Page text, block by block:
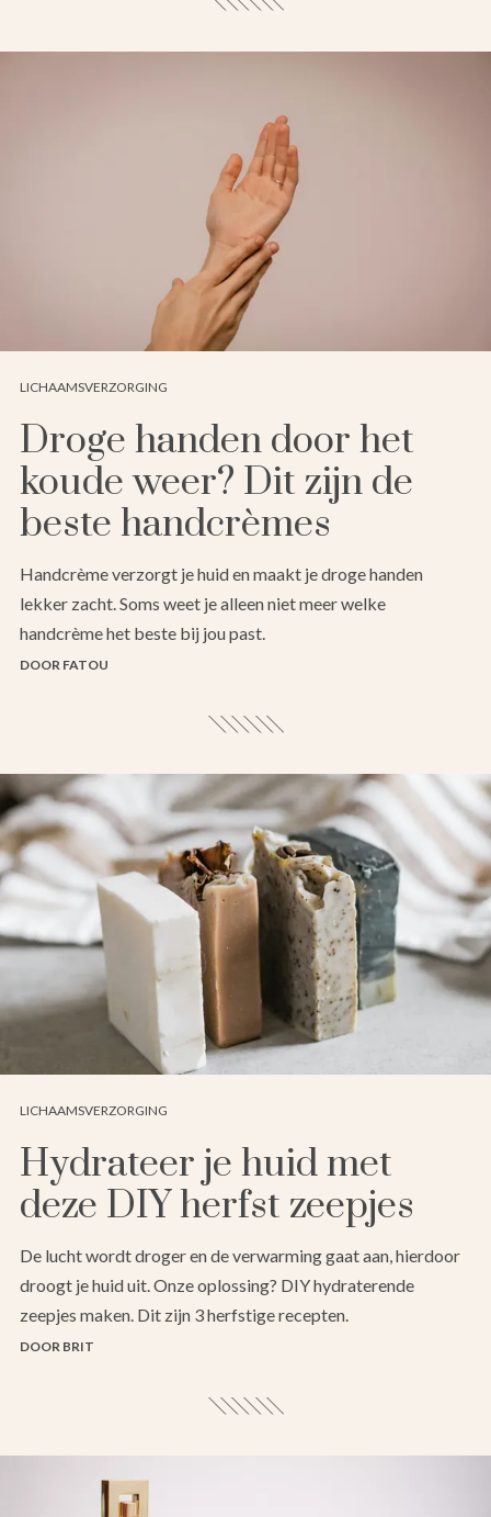
LICHAAMSVERZORGING
Droge handen door het
koude weer? Dit zijn de
beste handcrèmes
Handcrème verzorgt je huid en maakt je droge handen
lekker zacht. Soms weet je alleen niet meer welke
handcrème het beste bij jou past.
DOOR FATOU
LICHAAMSVERZORGING
Hydrateer je huid met
deze DIY herfst zeepjes
De lucht wordt droger en de verwarming gaat aan, hierdoor
droogt je huid uit. Onze oplossing? DIY hydraterende
zeepjes maken. Dit zijn 3 herfstige recepten.
DOOR BRIT